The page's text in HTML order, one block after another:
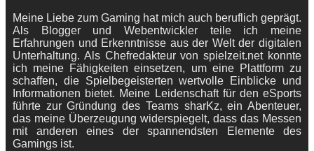
Meine Liebe zum Gaming hat mich auch beruflich geprägt.
Als Blogger und Webentwickler teile ich meine
Erfahrungen und Erkenntnisse aus der Welt der digitalen
Unterhaltung. Als Chefredakteur von spielzeit.net konnte
ich meine Fähigkeiten einsetzen, um eine Plattform zu
schaffen, die Spielbegeisterten wertvolle Einblicke und
Informationen bietet. Meine Leidenschaft für den eSports
führte zur Gründung des Teams sharKz, ein Abenteuer,
das meine Überzeugung widerspiegelt, dass das Messen
mit anderen eines der spannendsten Elemente des
Gamings ist.